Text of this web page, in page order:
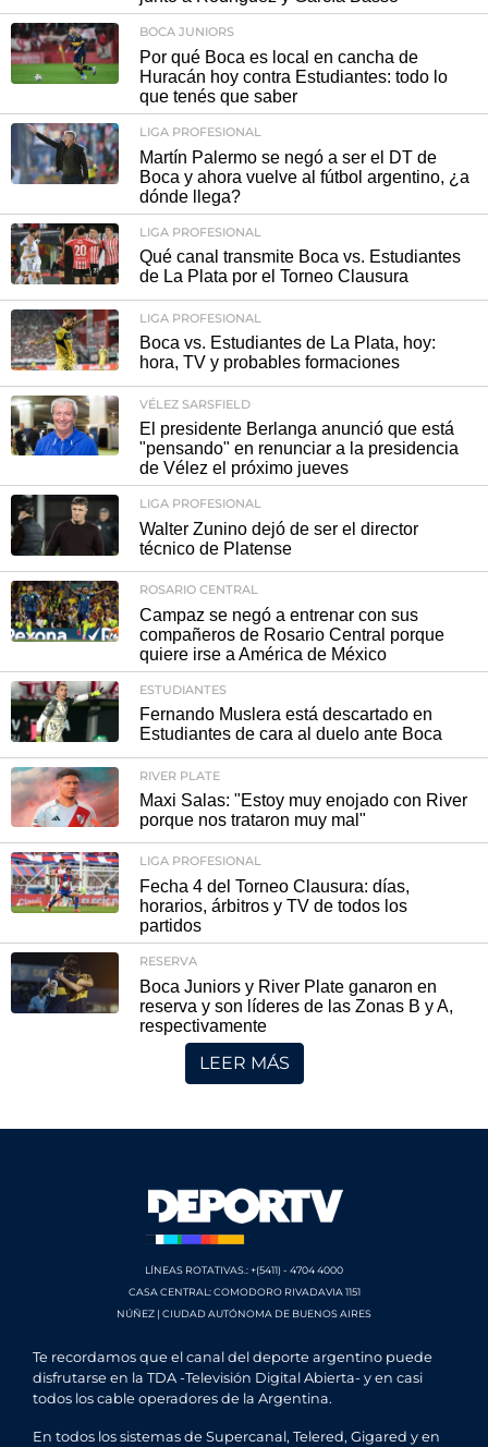
BOCA JUNIORS
Por qué Boca es local en cancha de
Huracán hoy contra Estudiantes: todo lo
que tenés que saber
LIGA PROFESIONAL
Martín Palermo se negó a ser el DT de
Boca y ahora vuelve al fútbol argentino, ¿a
dónde llega?
LIGA PROFESIONAL
Qué canal transmite Boca vs. Estudiantes
de La Plata por el Torneo Clausura
LIGA PROFESIONAL
Boca vs. Estudiantes de La Plata, hoy:
hora, TV y probables formaciones
VÉLEZ SARSFIELD
El presidente Berlanga anunció que está
"pensando" en renunciar a la presidencia
de Vélez el próximo jueves
LIGA PROFESIONAL
Walter Zunino dejó de ser el director
técnico de Platense
ROSARIO CENTRAL
Campaz se negó a entrenar con sus
compañeros de Rosario Central porque
quiere irse a América de México
ESTUDIANTES
Fernando Muslera está descartado en
Estudiantes de cara al duelo ante Boca
RIVER PLATE
Maxi Salas: "Estoy muy enojado con River
porque nos trataron muy mal"
LIGA PROFESIONAL
Fecha 4 del Torneo Clausura: días,
horarios, árbitros y TV de todos los
partidos
RESERVA
Boca Juniors y River Plate ganaron en
reserva y son líderes de las Zonas B y A,
respectivamente
LEER MÁS
LÍNEAS ROTATIVAS.: +(5411) - 4704 4000
CASA CENTRAL: COMODORO RIVADAVIA 1151
NÚÑEZ | CIUDAD AUTÓNOMA DE BUENOS AIRES
Te recordamos que el canal del deporte argentino puede
disfrutarse en la TDA -Televisión Digital Abierta- y en casi
todos los cable operadores de la Argentina.
En todos los sistemas de Supercanal, Telered, Gigared y en